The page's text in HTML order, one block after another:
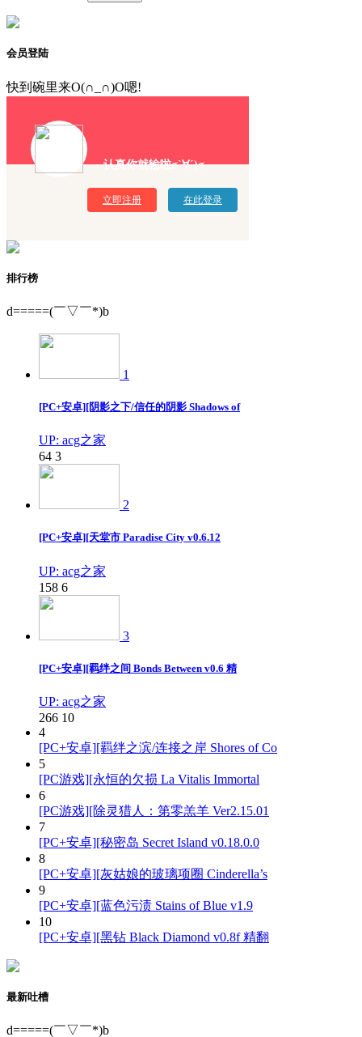
会员登陆
快到碗里来O(∩_∩)O嗯!
认真你就输啦σ`∀´)σ
立即注册 在此登录
排行榜
d=====(￣▽￣*)b
1
[PC+安卓][阴影之下/信任的阴影 Shadows of
UP: acg之家
64 3
2
[PC+安卓][天堂市 Paradise City v0.6.12
UP: acg之家
158 6
3
[PC+安卓][羁绊之间 Bonds Between v0.6 精
UP: acg之家
266 10
4
[PC+安卓][羁绊之滨/连接之岸 Shores of Co
5
[PC游戏][永恒的欠损 La Vitalis Immortal
6
[PC游戏][除灵猎人：第零羔羊 Ver2.15.01
7
[PC+安卓][秘密岛 Secret Island v0.18.0.0
8
[PC+安卓][灰姑娘的玻璃项圈 Cinderella’s
9
[PC+安卓][蓝色污渍 Stains of Blue v1.9
10
[PC+安卓][黑钻 Black Diamond v0.8f 精翻
最新吐槽
d=====(￣▽￣*)b